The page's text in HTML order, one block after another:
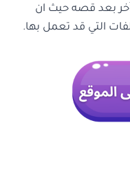
بعد قصه حيث ان
التي قد تعمل بها.